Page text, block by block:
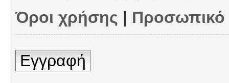
Όροι χρήσης |
Εγγραφή